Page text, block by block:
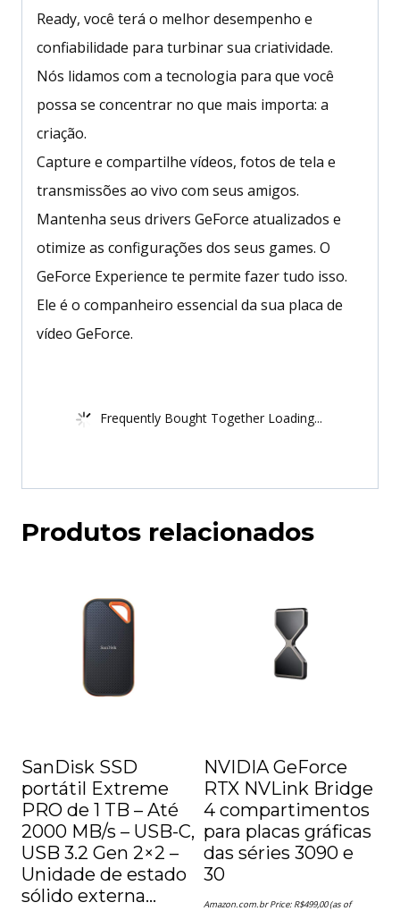
Ready, você terá o melhor desempenho e
confiabilidade para turbinar sua criatividade.
Nós lidamos com a tecnologia para que você
possa se concentrar no que mais importa: a
criação.
Capture e compartilhe vídeos, fotos de tela e
transmissões ao vivo com seus amigos.
Mantenha seus drivers GeForce atualizados e
otimize as configurações dos seus games. O
GeForce Experience te permite fazer tudo isso.
Ele é o companheiro essencial da sua placa de
vídeo GeForce.
Frequently Bought Together Loading...
Produtos relacionados
SanDisk SSD
portátil Extreme
PRO de 1 TB – Até
2000 MB/s – USB-C,
USB 3.2 Gen 2×2 –
Unidade de estado
sólido externa…
NVIDIA GeForce
RTX NVLink Bridge
4 compartimentos
para placas gráficas
das séries 3090 e
30
Amazon.com.br Price: R$499,00(as of